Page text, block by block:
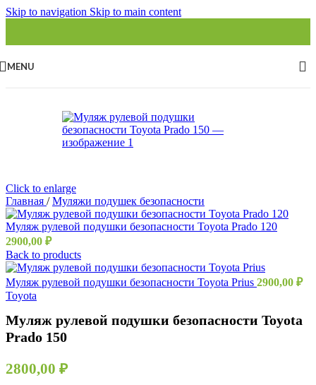
Skip to navigation Skip to main content
MENU
Click to enlarge
Главная / Муляжи подушек безопасности
Муляж рулевой подушки безопасности Toyota Prado 120
2900,00 ₽
Back to products
Муляж рулевой подушки безопасности Toyota Prius 2900,00 ₽
Toyota
Муляж рулевой подушки безопасности Toyota
Prado 150
2800,00 ₽